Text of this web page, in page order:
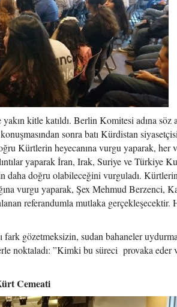
kitle katıldı. Berlin Komitesi adına söz
sonra batı Kürdistan
Kürtlerin heyecanına vurgu yaparak, her
yaparak İran, Irak, Suriye ve Türkiye
daha doğru olabileceğini vurguladı. Kürtlerin
vurgu yaparak, Şex Mehmud Berzenci,
referandumla mutlaka gerçekleşecektir.
gözetmeksizin, sudan bahaneler
noktaladı: ”Kimki bu süreci provaka eder
Cemeati